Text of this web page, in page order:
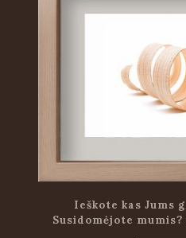
Ieškote kas Jums
Susidomėjote